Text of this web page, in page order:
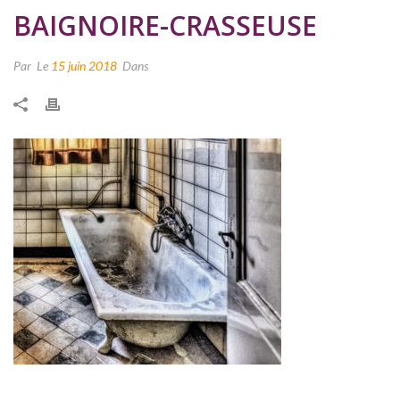
BAIGNOIRE-CRASSEUSE
Par Le 15 juin 2018 Dans